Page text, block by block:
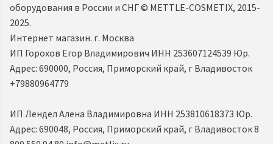
оборудования в России и СНГ ©️ METTLE-COSMETIX, 2015-
2025.
Интернет магазин. г. Москва
ИП Горохов Егор Владимирович ИНН 253607124539 Юр.
Адрес: 690000, Россия, Приморский край, г Владивосток
+79880964779
ИП Лендел Алена Владимировна ИНН 253810618373 Юр.
Адрес: 690048, Россия, Приморский край, г Владивосток 8